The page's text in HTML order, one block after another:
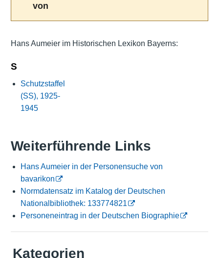
von
Hans Aumeier im Historischen Lexikon Bayerns:
S
Schutzstaffel
(SS), 1925-
1945
Weiterführende Links
Hans Aumeier in der Personensuche von
bavarikon
Normdatensatz im Katalog der Deutschen
Nationalbibliothek: 133774821
Personeneintrag in der Deutschen Biographie
Kategorien